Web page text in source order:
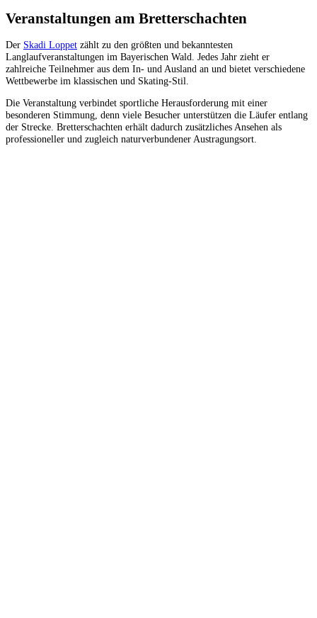
Veranstaltungen am Bretterschachten
Der Skadi Loppet zählt zu den größten und bekanntesten
Langlaufveranstaltungen im Bayerischen Wald. Jedes Jahr zieht er
zahlreiche Teilnehmer aus dem In- und Ausland an und bietet verschiedene
Wettbewerbe im klassischen und Skating-Stil.
Die Veranstaltung verbindet sportliche Herausforderung mit einer
besonderen Stimmung, denn viele Besucher unterstützen die Läufer entlang
der Strecke. Bretterschachten erhält dadurch zusätzliches Ansehen als
professioneller und zugleich naturverbundener Austragungsort.